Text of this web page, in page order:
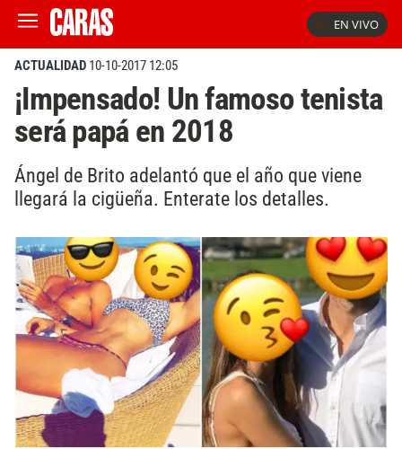
EN VIVO
ACTUALIDAD 10-10-2017 12:05
¡Impensado! Un famoso tenista
será papá en 2018
Ángel de Brito adelantó que el año que viene
llegará la cigüeña. Enterate los detalles.